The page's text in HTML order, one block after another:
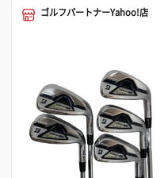
ゴルフパートナーYahoo!店